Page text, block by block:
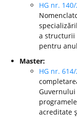
HG nr.
a structurii
pentru
Master:
HG nr.
acreditate